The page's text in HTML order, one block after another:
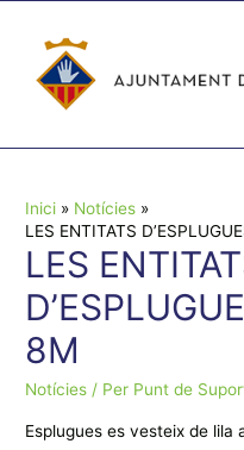
contingut
Inici
Notícies
LES ENTITATS
LES
8M
Notícies / Per Punt de
Esplugues es vesteix de lila